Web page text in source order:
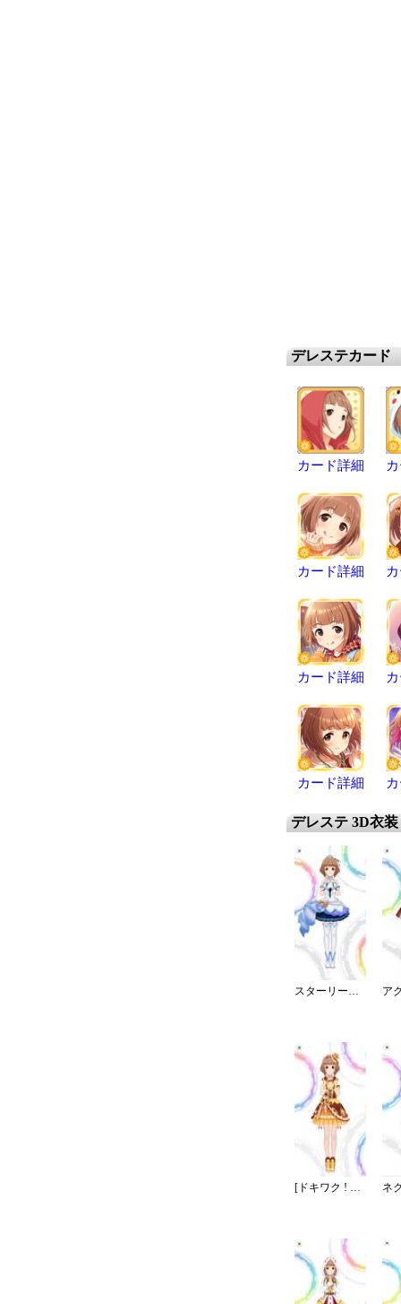
デレステカード
カード詳細
カード詳細
カード詳細
カード詳細
デレステ 3D衣装